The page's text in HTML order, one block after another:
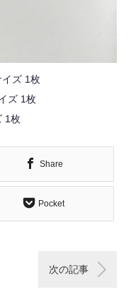
イズ 1枚
ズ 1枚
1枚
Share
Pocket
次の記事